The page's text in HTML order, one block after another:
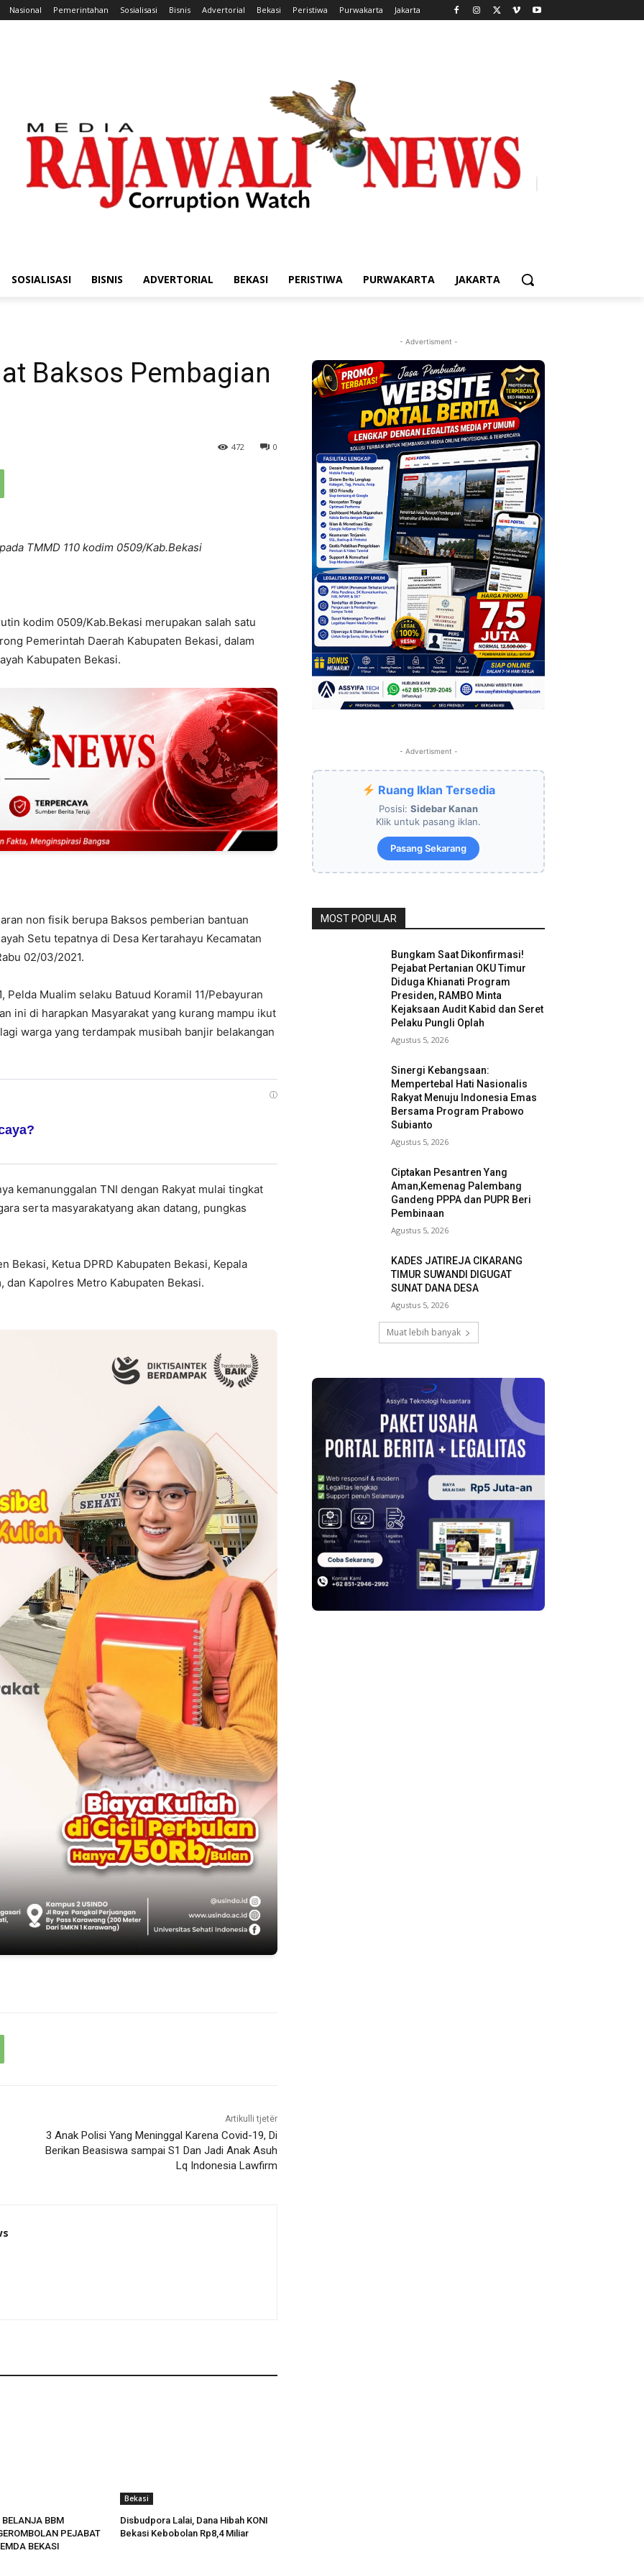
Nasional Pemerintahan Sosialisasi Bisnis Advertorial Bekasi Peristiwa Purwakarta Jakarta
SOSIALISASI BISNIS ADVERTORIAL BEKASI PERISTIWA PURWAKARTA JAKARTA
Baksos Pembagian
0
472
TMMD 110 kodim 0509/Kab.Bekasi
kodim 0509/Kab.Bekasi merupakan salah satu
Pemerintah Daerah Kabupaten Bekasi, dalam
Kabupaten Bekasi.
non fisik berupa Baksos pemberian bantuan
Setu tepatnya di Desa Kertarahayu Kecamatan
02/03/2021.
Mualim selaku Batuud Koramil 11/Pebayuran
ini di harapkan Masyarakat yang kurang mampu ikut
warga yang terdampak musibah banjir belakangan
ⓘ
kemanunggalan TNI dengan Rakyat mulai tingkat
serta masyarakatyang akan datang, pungkas
Bekasi, Ketua DPRD Kabupaten Bekasi, Kepala
dan Kapolres Metro Kabupaten Bekasi.
Artikulli tjetër
3 Anak Polisi Yang Meninggal Karena Covid-19, Di
Berikan Beasiswa sampai S1 Dan Jadi Anak Asuh
Lq Indonesia Lawfirm
BBM
PEJABAT
BEKASI
Bekasi
Disbudpora Lalai, Dana Hibah KONI
Bekasi Kebobolan Rp8,4 Miliar
- Advertisment -
- Advertisment -
Ruang Iklan Tersedia
Posisi: Sidebar Kanan
Klik untuk pasang iklan.
Pasang Sekarang
MOST POPULAR
Bungkam Saat Dikonfirmasi!
Pejabat Pertanian OKU Timur
Diduga Khianati Program
Presiden, RAMBO Minta
Kejaksaan Audit Kabid dan Seret
Pelaku Pungli Oplah
Agustus 5, 2026
Sinergi Kebangsaan:
Mempertebal Hati Nasionalis
Rakyat Menuju Indonesia Emas
Bersama Program Prabowo
Subianto
Agustus 5, 2026
Ciptakan Pesantren Yang
Aman,Kemenag Palembang
Gandeng PPPA dan PUPR Beri
Pembinaan
Agustus 5, 2026
KADES JATIREJA CIKARANG
TIMUR SUWANDI DIGUGAT
SUNAT DANA DESA
Agustus 5, 2026
Muat lebih banyak